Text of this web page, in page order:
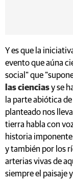
Y es que la
evento que aúna
social" que
las cienciasy se
la parte abiótica
planteado nos
tierra habla con
historia imponente
y también por los
arterias vivas de
siempre el paisaje